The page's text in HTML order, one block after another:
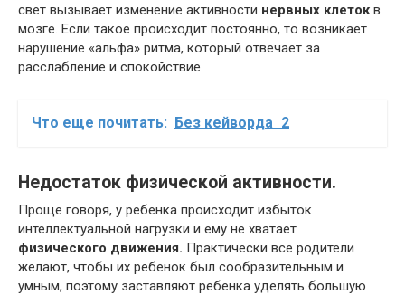
свет вызывает изменение активности нервных клеток в
мозге. Если такое происходит постоянно, то возникает
нарушение «альфа» ритма, который отвечает за
расслабление и спокойствие.
Что еще почитать: Без кейворда_2
Недостаток физической активности.
Проще говоря, у ребенка происходит избыток
интеллектуальной нагрузки и ему не хватает
физического движения. Практически все родители
желают, чтобы их ребенок был сообразительным и
умным, поэтому заставляют ребенка уделять большую